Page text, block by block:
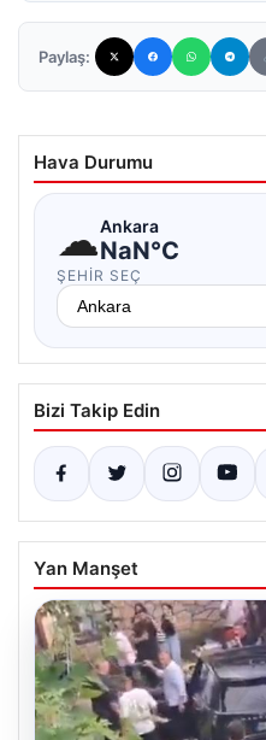
Paylaş:
Hava Durumu
☁Ankara
NaN°C
ŞEHIR SEÇ
Bizi Takip Edin
Yan Manşet